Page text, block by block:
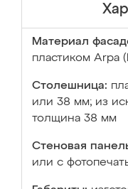
Материал
пластиком Arpa
Столешница:
или 38 мм; из
толщина 38 мм
Стеновая
или с